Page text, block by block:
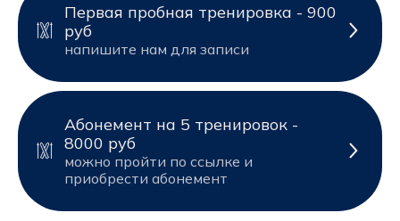
Первая пробная тренировка - 900
руб
напишите нам для записи
Абонемент на 5 тренировок -
8000 руб
можно пройти по ссылке и
приобрести абонемент